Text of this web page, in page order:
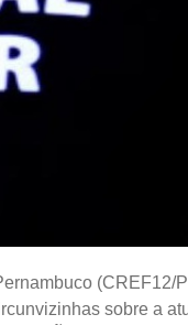
sobre a